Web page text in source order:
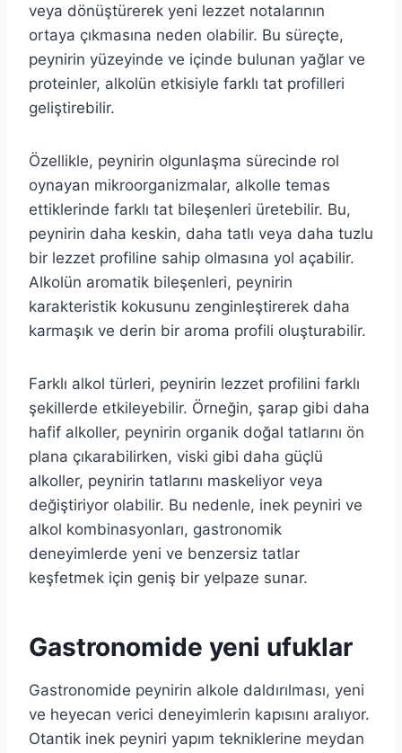
veya dönüştürerek yeni lezzet notalarının
ortaya çıkmasına neden olabilir. Bu süreçte,
peynirin yüzeyinde ve içinde bulunan yağlar ve
proteinler, alkolün etkisiyle farklı tat profilleri
geliştirebilir.
Özellikle, peynirin olgunlaşma sürecinde rol
oynayan mikroorganizmalar, alkolle temas
ettiklerinde farklı tat bileşenleri üretebilir. Bu,
peynirin daha keskin, daha tatlı veya daha tuzlu
bir lezzet profiline sahip olmasına yol açabilir.
Alkolün aromatik bileşenleri, peynirin
karakteristik kokusunu zenginleştirerek daha
karmaşık ve derin bir aroma profili oluşturabilir.
Farklı alkol türleri, peynirin lezzet profilini farklı
şekillerde etkileyebilir. Örneğin, şarap gibi daha
hafif alkoller, peynirin organik doğal tatlarını ön
plana çıkarabilirken, viski gibi daha güçlü
alkoller, peynirin tatlarını maskeliyor veya
değiştiriyor olabilir. Bu nedenle, inek peyniri ve
alkol kombinasyonları, gastronomik
deneyimlerde yeni ve benzersiz tatlar
keşfetmek için geniş bir yelpaze sunar.
Gastronomide yeni ufuklar
Gastronomide peynirin alkole daldırılması, yeni
ve heyecan verici deneyimlerin kapısını aralıyor.
Otantik inek peyniri yapım tekniklerine meydan